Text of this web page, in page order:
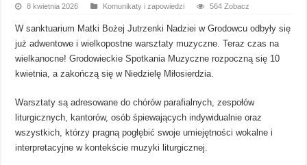
8 kwietnia 2026 Komunikaty i zapowiedzi 564 Zobacz
W sanktuarium Matki Bożej Jutrzenki Nadziei w Grodowcu odbyły się
już adwentowe i wielkopostne warsztaty muzyczne. Teraz czas na
wielkanocne! Grodowieckie Spotkania Muzyczne rozpoczną się 10
kwietnia, a zakończą się w Niedzielę Miłosierdzia.
Warsztaty są adresowane do chórów parafialnych, zespołów
liturgicznych, kantorów, osób śpiewających indywidualnie oraz
wszystkich, którzy pragną pogłębić swoje umiejętności wokalne i
interpretacyjne w kontekście muzyki liturgicznej.